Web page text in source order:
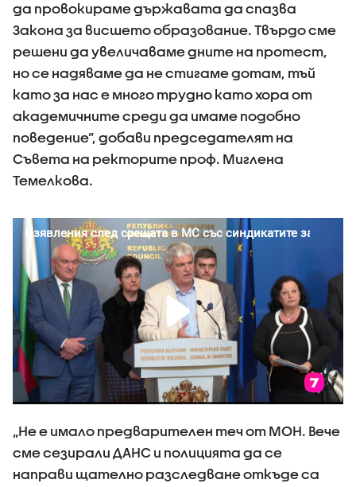
да провокираме държавата да спазва
Закона за висшето образование. Твърдо сме
решени да увеличаваме дните на протест,
но се надяваме да не стигаме дотам, тъй
като за нас е много трудно като хора от
академичните среди да имаме подобно
поведение”, добави председателят на
Съвета на ректорите проф. Миглена
Темелкова.
„Не е имало предварителен теч от МОН. Вече
сме сезирали ДАНС и полицията да се
направи щателно разследване откъде са